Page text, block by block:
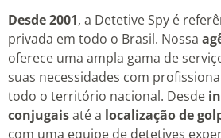
Desde 2001, a Detetive Spy é
privada em todo o Brasil. Nossa
oferece uma ampla gama de
suas necessidades com
todo o território nacional. Desde
conjugaisaté a localização de
com uma equipe de detetives